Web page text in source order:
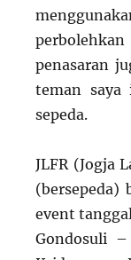
penasaran
teman
sepeda.
JLFR (Jogja
(bersepeda)
event
Gondosuli